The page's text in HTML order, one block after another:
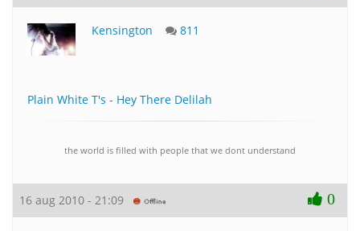
Kensington 811
Plain White T's - Hey There Delilah
the world is filled with people that we dont understand
16 aug 2010 - 21:09 0